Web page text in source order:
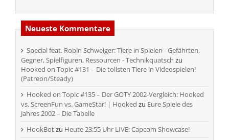
Neueste Kommentare
Special feat. Robin Schweiger: Tiere in Spielen - Gefährten,
Gegner, Spielfiguren, Ressourcen - Technikquatsch zu
Hooked on Topic #131 – Die tollsten Tiere in Videospielen!
(Patreon/Steady)
Hooked on Topic #135 – Der GOTY 2002-Vergleich: Hooked
vs. ScreenFun vs. GameStar! | Hooked zu Eure Spiele des
Jahres 2002 – Die Tabelle
HookBotzu Heute 23:55 Uhr LIVE: Capcom Showcase!